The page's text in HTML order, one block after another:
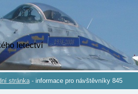
letectví
stránka - informace pro návštěvníky 845